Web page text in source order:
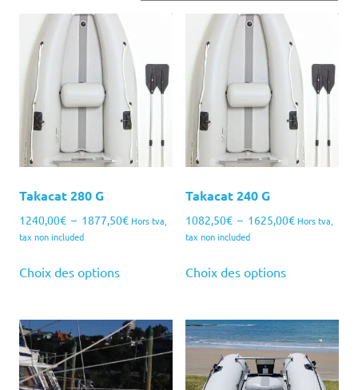
décroissant
Takacat 280 G
1240,00€ – 1877,50€Plage
Hors tva,
tax non included
Choix des optionsproduit
variations.
Les
options
Takacat 240 G
1082,50€ – 1625,00€Plage
Hors tva,
tax non included
Choix des optionsproduit
variations.
Les
options